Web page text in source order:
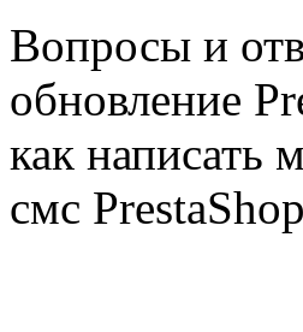
Вопросы и
обновление
как написать
смс